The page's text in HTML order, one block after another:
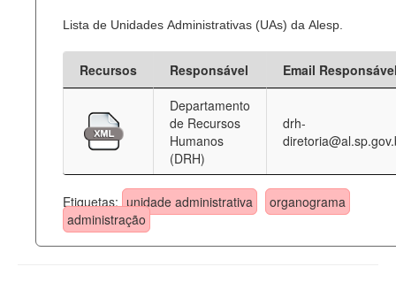
Lista de Unidades Administrativas (UAs) da Alesp.
Recursos Responsável
Email
Departamento
de Recursos
Humanos
(DRH)
drh-
Etiquetas: unidade administrativa
organograma
administração